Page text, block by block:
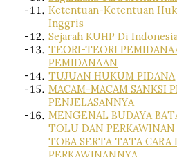
Ketentuan-Ketentuan
Inggris
Sejarah KUHP Di
TEORI-TEORI
PEMIDANAAN
TUJUAN HUKUM PIDANA
MACAM-MACAM SANKSI
PENJELASANNYA
MENGENAL BUDAYA
TOLU DAN PERKAWINAN
TOBA SERTA TATA CARA